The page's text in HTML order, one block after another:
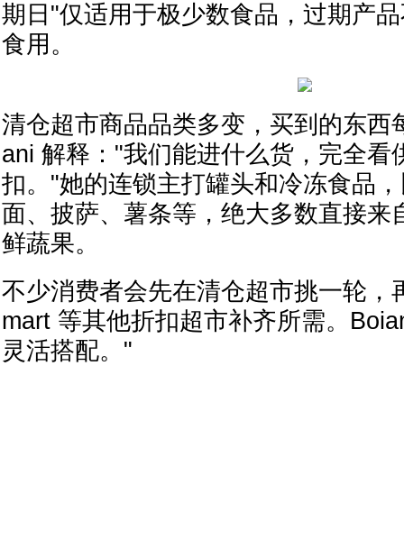
期日"仅适用于极少数食品，过期产
食用。
清仓超市商品品类多变，买到的东西
ani 解释："我们能进什么货，完全看
扣。"她的连锁主打罐头和冷冻食品
面、披萨、薯条等，绝大多数直接来
鲜蔬果。
不少消费者会先在清仓超市挑一轮，
mart 等其他折扣超市补齐所需。
灵活搭配。"